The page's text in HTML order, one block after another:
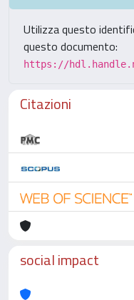
Utilizza questo
questo documento:
https://
Citazioni
social impact